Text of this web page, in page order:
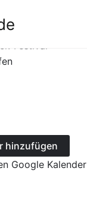
hinzufügen
Google Kalender